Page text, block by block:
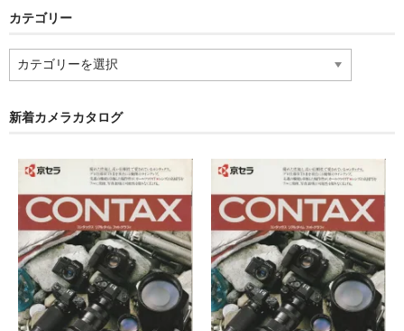
olympus アクセサリー（フィルムカメラ）
ペンタックス製品カタログ
pentax 銀塩コンパクトカメラ
pentax レンズ（フィルムカメラ）
pentax アクセサリー（フィルムカメラ）
コンタックス製品カタログ
contax 銀塩一眼レフカメラ
contax 銀塩コンパクトカメラ
カテゴリー
リ
新着カメラカタログ